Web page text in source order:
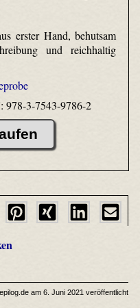
erster Hand, behutsam
und reichhaltig
978-3-7543-9786-2
epilog.de am 6. Juni 2021 veröffentlicht